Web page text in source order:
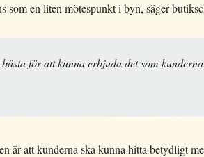
som en liten mötespunkt i byn, säger
för att kunna erbjuda det som
är att kunderna ska kunna hitta betydligt